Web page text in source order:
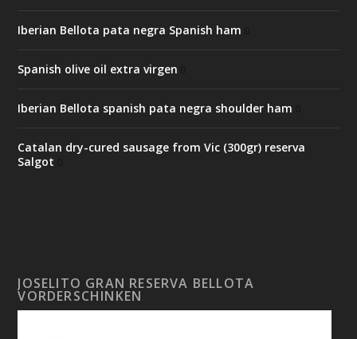
Iberian Bellota pata negra Spanish ham
Spanish olive oil extra virgen
Iberian Bellota spanish pata negra shoulder ham
Catalan dry-cured sausage from Vic (300gr) reserva
Salgot
JOSELITO GRAN RESERVA BELLOTA
VORDERSCHINKEN